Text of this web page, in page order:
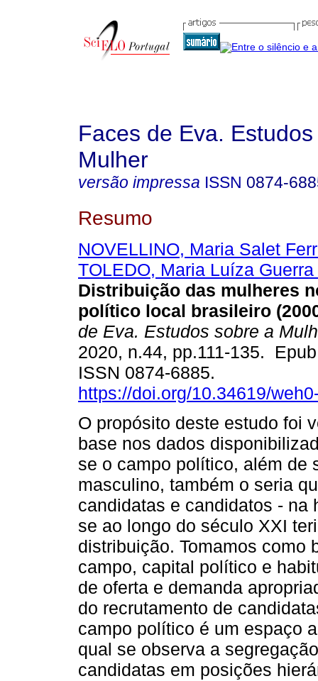
Faces de Eva.
Mulher
versão impressa ISSN 0874-
Resumo
NOVELLINO, Maria Salet
TOLEDO, Maria Luíza Guerra
Distribuição das mulheres
político local brasileiro
de Eva. Estudos sobre a
2020, n.44, pp.111-135.
ISSN 0874-6885.
https://doi.org/10.34619/
O propósito deste estudo foi
base nos dados
se o campo político, além de
masculino, também o seria
candidatas e candidatos - na
se ao longo do século XXI
distribuição. Tomamos como
campo, capital político e
de oferta e demanda
do recrutamento de
campo político é um espaço
qual se observa a
candidatas em posições